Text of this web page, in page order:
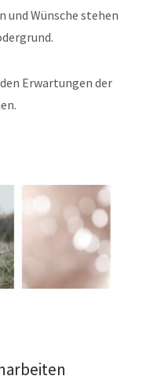
und Wünsche stehen
Erwartungen der